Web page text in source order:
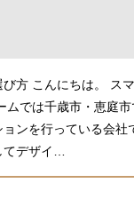
方 こんにちは。 ス
ムでは千歳市・恵庭
ンを行っている会社
デザイ…